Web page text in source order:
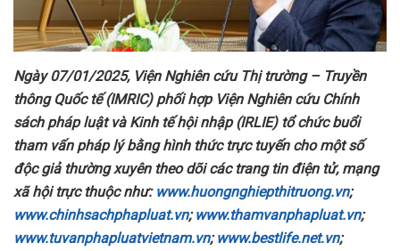
Ngày 07/01/2025, Viện Nghiên cứu Thị trường – Truyền
thông Quốc tế (IMRIC) phối hợp Viện Nghiên cứu Chính
sách pháp luật và Kinh tế hội nhập (IRLIE) tổ chức buổi
tham vấn pháp lý bằng hình thức trực tuyến cho một số
độc giả thường xuyên theo dõi các trang tin điện tử, mạng
xã hội trực thuộc như: www.huongnghiepthitruong.vn;
www.chinhsachphapluat.vn;www.thamvanphapluat.vn;
www.tuvanphapluatvietnam.vn;www.bestlife.net.vn;